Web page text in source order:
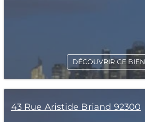
DÉCOUVRIR CE BIEN
43 Rue Aristide Briand 92300